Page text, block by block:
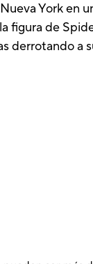
York en
figura de
derrotando a